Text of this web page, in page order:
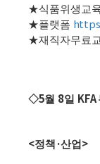
★식품위생교
★플랫폼
★재직자무료
◇5월 8일 KFA
<정책 ·산업 >